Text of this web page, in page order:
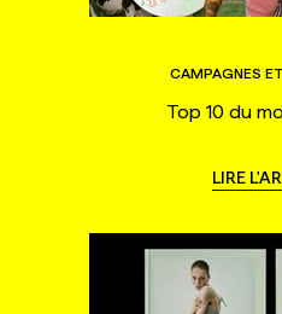
CAMPAGNES
Top 10 du
LIRE